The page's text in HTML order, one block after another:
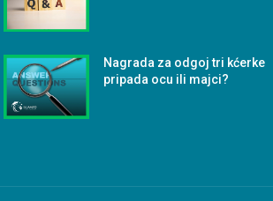
Nagrada za odgoj tri kćerke
pripada ocu ili majci?